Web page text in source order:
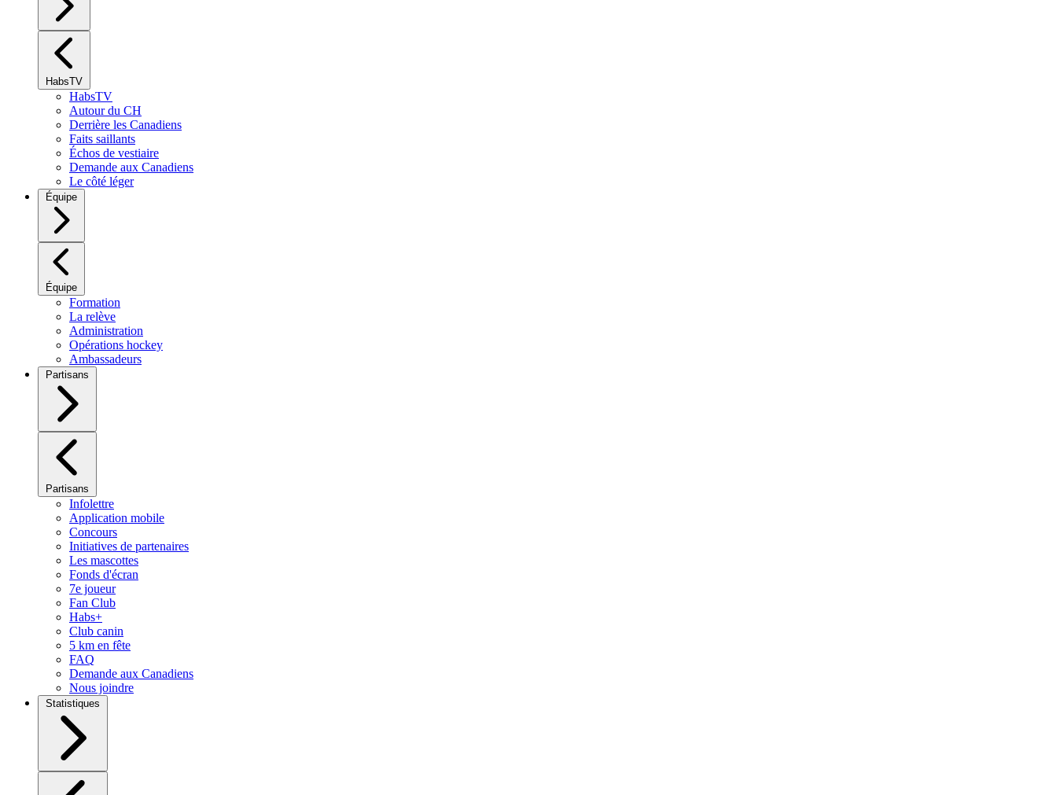
HabsTV
HabsTV
Autour du CH
Derrière les Canadiens
Faits saillants
Échos de vestiaire
Demande aux Canadiens
Le côté léger
Équipe
Équipe
Formation
La relève
Administration
Opérations hockey
Ambassadeurs
Partisans
Partisans
Infolettre
Application mobile
Concours
Initiatives de partenaires
Les mascottes
Fonds d'écran
7e joueur
Fan Club
Habs+
Club canin
5 km en fête
FAQ
Demande aux Canadiens
Nous joindre
Statistiques